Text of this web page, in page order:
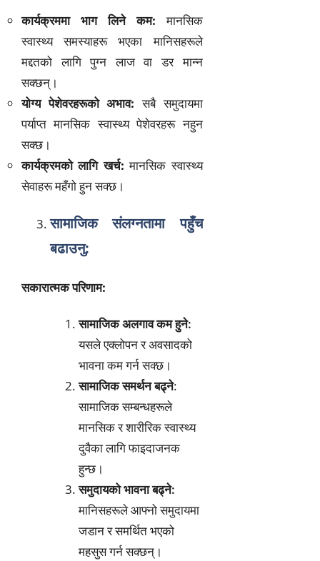
कार्यक्रममा भाग लिने कम: मानसिक
स्वास्थ्य समस्याहरू भएका मानिसहरूले
मद्दतको लागि पुग्न लाज वा डर मान्न
सक्छन्।
योग्य पेशेवरहरूको अभाव: सबै समुदायमा
पर्याप्त मानसिक स्वास्थ्य पेशेवरहरू नहुन
सक्छ।
कार्यक्रमको लागि खर्च: मानसिक स्वास्थ्य
सेवाहरू महँगो हुन सक्छ।
सामाजिक संलग्नतामा पहुँच
बढाउनु:
सकारात्मक परिणाम:
सामाजिक अलगाव कम हुने:
यसले एक्लोपन र अवसादको
भावना कम गर्न सक्छ।
सामाजिक समर्थन बढ्ने:
सामाजिक सम्बन्धहरूले
मानसिक र शारीरिक स्वास्थ्य
दुवैका लागि फाइदाजनक
हुन्छ।
समुदायको भावना बढ्ने:
मानिसहरूले आफ्नो समुदायमा
जडान र समर्थित भएको
महसुस गर्न सक्छन्।